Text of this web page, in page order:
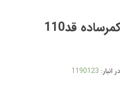
قد110
انبار: 1190123